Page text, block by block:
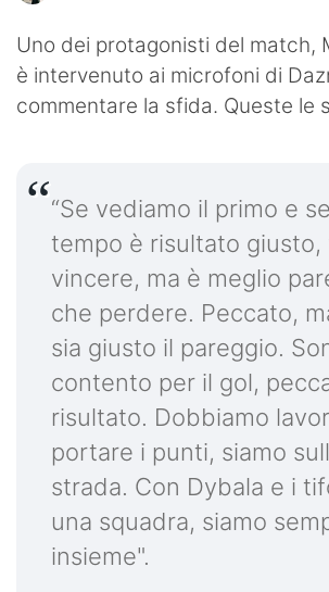
Uno dei protagonisti del match,
è intervenuto ai microfoni di
commentare la sfida. Queste le
“Se vediamo il primo e
tempo è risultato giusto,
vincere, ma è meglio
che perdere. Peccato,
sia giusto il pareggio.
contento per il gol,
risultato. Dobbiamo
portare i punti, siamo
strada. Con Dybala e i
una squadra, siamo
insieme".